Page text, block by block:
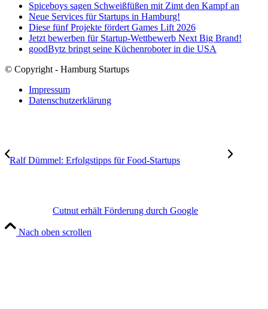
Spiceboys sagen Schweißfüßen mit Zimt den Kampf an
Neue Services für Startups in Hamburg!
Diese fünf Projekte fördert Games Lift 2026
Jetzt bewerben für Startup-Wettbewerb Next Big Brand!
goodBytz bringt seine Küchenroboter in die USA
© Copyright - Hamburg Startups
Impressum
Datenschutzerklärung
Ralf Dümmel: Erfolgstipps für Food-Startups
Cutnut erhält Förderung durch Google
Nach oben scrollen